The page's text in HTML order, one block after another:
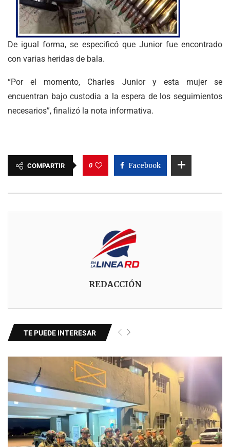
De igual forma, se especificó que Junior fue encontrado
con varias heridas de bala.
“Por el momento, Charles Junior y esta mujer se
encuentran bajo custodia a la espera de los seguimientos
necesarios”, finalizó la nota informativa.
COMPARTIR 0 Facebook
REDACCIÓN
TE PUEDE INTERESAR